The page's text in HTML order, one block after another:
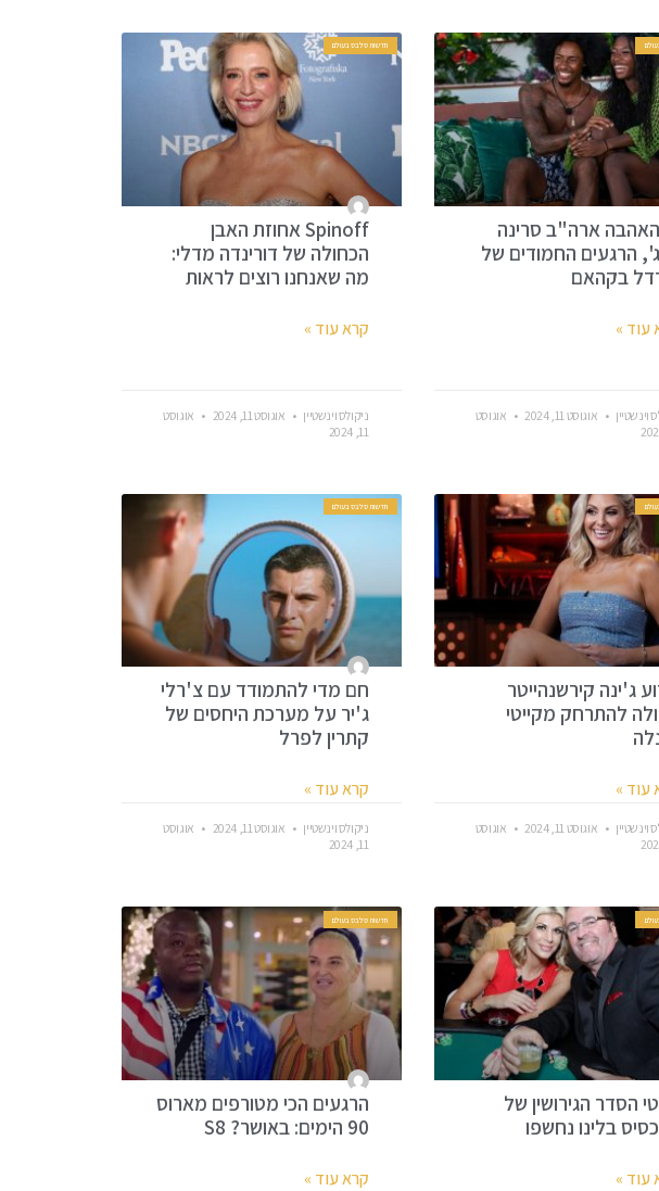
ארה"ב סרינה
הרגעים החמודים של
בקהאם
עוד »
וינשטיין אוגוסט 11, 2024
אוגוסט
חדשות סלבס בעולם
Spinoff אחוזת האבן
הכחולה של דורינדה מדלי:
מה שאנחנו רוצים לראות
קרא עוד »
ניקולס וינשטיין אוגוסט 11, 2024
אוגוסט
11, 2024
ג'ינה קירשנהייטר
להתרחק מקייטי
עוד »
וינשטיין אוגוסט 11, 2024
אוגוסט
חדשות סלבס בעולם
חם מדי להתמודד עם צ'רלי
ג'יר על מערכת היחסים של
קתרין לפרל
קרא עוד »
ניקולס וינשטיין אוגוסט 11, 2024
אוגוסט
11, 2024
הסדר הגירושין של
בלינו נחשפו
עוד »
חדשות סלבס בעולם
הרגעים הכי מטורפים מארוס
90 הימים: באושר? S8
קרא עוד »